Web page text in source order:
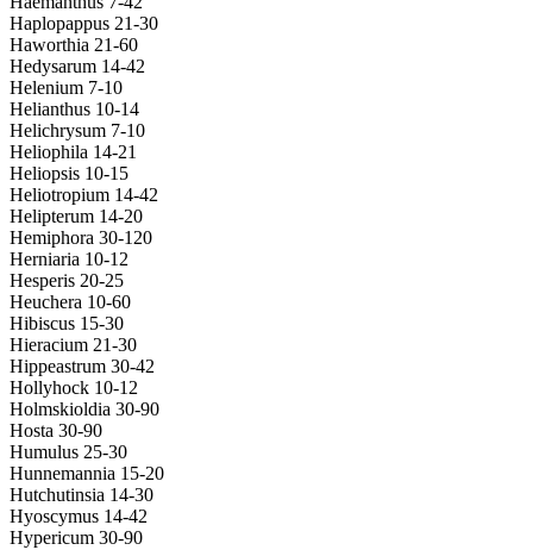
Haplopappus 21-30
Haworthia 21-60
Hedysarum 14-42
Helenium 7-10
Helianthus 10-14
Helichrysum 7-10
Heliophila 14-21
Heliopsis 10-15
Heliotropium 14-42
Helipterum 14-20
Hemiphora 30-120
Herniaria 10-12
Hesperis 20-25
Heuchera 10-60
Hibiscus 15-30
Hieracium 21-30
Hippeastrum 30-42
Hollyhock 10-12
Holmskioldia 30-90
Hosta 30-90
Humulus 25-30
Hunnemannia 15-20
Hutchutinsia 14-30
Hyoscymus 14-42
Hypericum 30-90